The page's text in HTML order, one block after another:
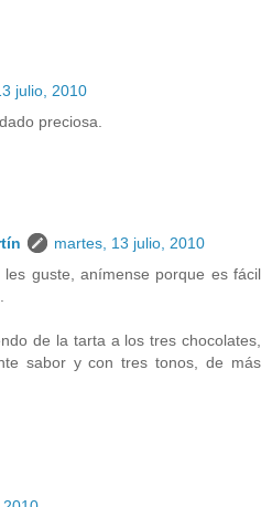
julio, 2010
preciosa.
martes, 13 julio, 2010
guste, anímense porque es fácil
de la tarta a los tres chocolates,
sabor y con tres tonos, de más